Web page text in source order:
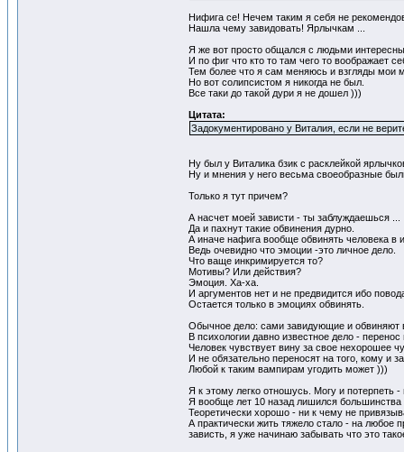
Нифига се! Нечем таким я себя не
Нашла чему завидовать! Ярлычкам ...
Я же вот просто общался с людьми
И по фиг что кто то там чего то воображает
Тем более что я сам меняюсь и взгляды мои
Но вот солипсистом я никогда не был.
Все таки до такой дури я не дошел )))
Цитата:
Задокументировано у Виталия, если не
Ну был у Виталика бзик с расклейкой
Ну и мнения у него весьма своеобразные
Только я тут причем?
А насчет моей зависти - ты заблуждаешься ...
Да и пахнут такие обвинения дурно.
А иначе нафига вообще обвинять человека
Ведь очевидно что эмоции -это личное дело.
Что ваще инкримируется то?
Мотивы? Или действия?
Эмоция. Ха-ха.
И аргументов нет и не предвидится ибо
Остается только в эмоциях обвинять.
Обычное дело: сами завидующие и обвиняют в
В психологии давно известное дело -
Человек чувствует вину за свое нехорошее
И не обязательно переносят на того, кому и
Любой к таким вампирам угодить может )))
Я к этому легко отношусь. Могу и потерпеть
Я вообще лет 10 назад лишился
Теоретически хорошо - ни к чему не
А практически жить тяжело стало - на любое
зависть, я уже начинаю забывать что это